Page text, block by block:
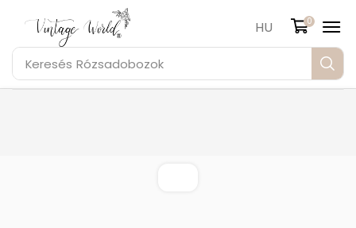
Keresés Rózsadobozok
HU 0